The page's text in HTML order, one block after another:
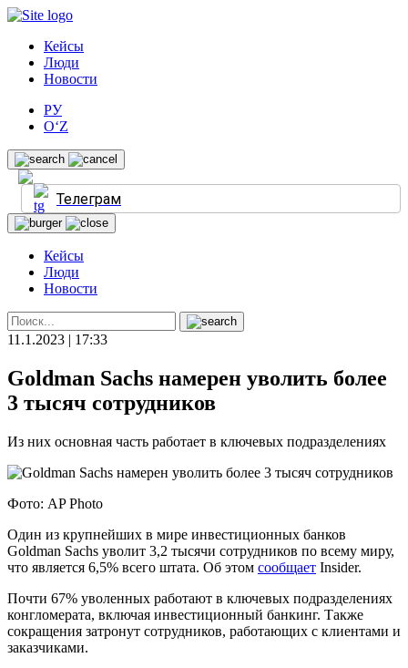
Кейсы
Люди
Новости
РУ
O‘Z
Телеграм
Кейсы
Люди
Новости
11.1.2023 | 17:33
Goldman Sachs намерен уволить более
3 тысяч сотрудников
Из них основная часть работает в ключевых подразделениях
Фото: AP Photo
Один из крупнейших в мире инвестиционных банков
Goldman Sachs уволит 3,2 тысячи сотрудников по всему миру,
что является 6,5% всего штата. Об этом сообщает Insider.
Почти 67% уволенных работают в ключевых подразделениях
конгломерата, включая инвестиционный банкинг. Также
сокращения затронут сотрудников, работающих с клиентами и
заказчиками.